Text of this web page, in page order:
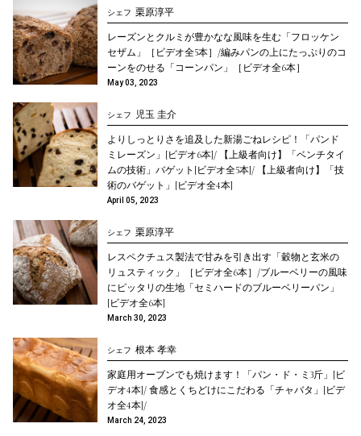
シェフ 栗原淳平
レーズンとクルミが豊かなな風味を生む「フロッケン
セザム」［ビデオ全5本］/編みパンの上にたっぷりのコ
ーンをのせる「コーンパン」［ビデオ全6本］
May 03, 2023
シェフ 児玉 圭介
よりしっとりさを追及した新湯ごねレシピ！「パンド
ミレーズン」[ビデオ6本]/ 【上級者向け】「ベンチタイ
ムの技術」バゲット[ビデオ全5本]/ 【上級者向け】「技
術のバゲット」[ビデオ全4本]
April 05, 2023
シェフ 栗原淳平
レスペクチュス製法で甘みを引き出す「穀物と玄米の
リュスティック」［ビデオ全6本］/ブルーベリーの風味
にピッタリの生地「セミハードのブルーベリーパン」
[ビデオ全6本]
March 30, 2023
シェフ 根本 孝幸
家庭用オーブンでも焼けます！「パン・ド・ミ3斤」[ビ
デオ4本]/ 食感とくちどけにこだわる「チャバタ」[ビデ
オ全4本]/
March 24, 2023